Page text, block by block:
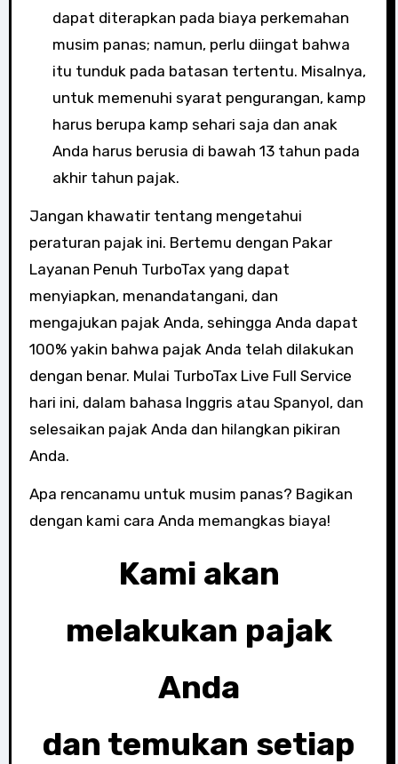
dapat diterapkan pada biaya perkemahan
musim panas; namun, perlu diingat bahwa
itu tunduk pada batasan tertentu. Misalnya,
untuk memenuhi syarat pengurangan, kamp
harus berupa kamp sehari saja dan anak
Anda harus berusia di bawah 13 tahun pada
akhir tahun pajak.
Jangan khawatir tentang mengetahui
peraturan pajak ini. Bertemu dengan Pakar
Layanan Penuh TurboTax yang dapat
menyiapkan, menandatangani, dan
mengajukan pajak Anda, sehingga Anda dapat
100% yakin bahwa pajak Anda telah dilakukan
dengan benar. Mulai TurboTax Live Full Service
hari ini, dalam bahasa Inggris atau Spanyol, dan
selesaikan pajak Anda dan hilangkan pikiran
Anda.
Apa rencanamu untuk musim panas? Bagikan
dengan kami cara Anda memangkas biaya!
Kami akan
melakukan pajak
Anda
dan temukan setiap